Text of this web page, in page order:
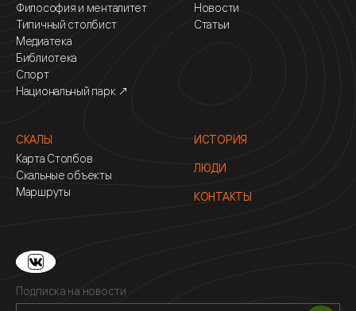
Философия и менталитет
Типичный столбист
Медиатека
Библиотека
Спорт
Национальный парк ↗
Новости
Статьи
СКАЛЫ
Карта Столбов
Скальные объекты
Маршруты
ИСТОРИЯ
ЛЮДИ
КОНТАКТЫ
Подписка на новости